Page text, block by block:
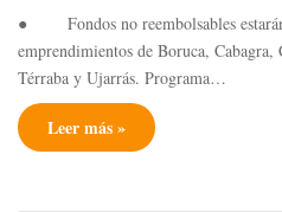
● Fondos no reembolsables
emprendimientos de Boruca,
Térraba y Ujarrás. Programa…
Leer más »